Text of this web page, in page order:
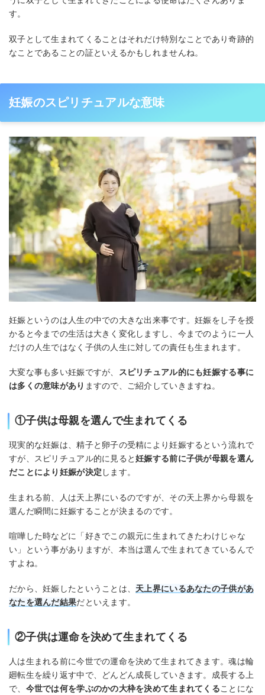
す。
双子として生まれてくることはそれだけ特別なことであり奇跡的
なことであることの証といえるかもしれませんね。
妊娠のスピリチュアルな意味
妊娠というのは人生の中での大きな出来事です。妊娠をし子を授
かると今までの生活は大きく変化しますし、今までのように一人
だけの人生ではなく子供の人生に対しての責任も生まれます。
大変な事も多い妊娠ですが、
スピリチュアル的にも妊娠する事に
は多くの意味があり ますので、ご紹介していきますね。
①子供は母親を選んで生まれてくる
現実的な妊娠は、精子と卵子の受精により妊娠するという流れで
すが、スピリチュアル的に見ると妊娠する前に子供が母親を選ん
だことにより妊娠が決定 します。
生まれる前、人は天上界にいるのですが、その天上界から母親を
選んだ瞬間に妊娠することが決まるのです。
喧嘩した時などに「好きでこの親元に生まれてきたわけじゃな
い」という事がありますが、本当は選んで生まれてきているんで
すよね。
だから、妊娠したということは、 天上界にいるあなたの子供があ
なたを選んだ結果だといえます。
②子供は運命を決めて生まれてくる
人は生まれる前に今世での運命を決めて生まれてきます。魂は輪
廻転生を繰り返す中で、どんどん成長していきます。成長する上
で、 今世では何を学ぶのかの大枠を決めて生まれてくることにな